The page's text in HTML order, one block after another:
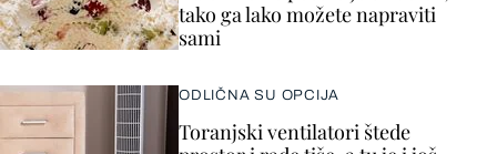
tako ga lako možete napraviti
sami
ODLIČNA SU OPCIJA
Toranjski ventilatori štede